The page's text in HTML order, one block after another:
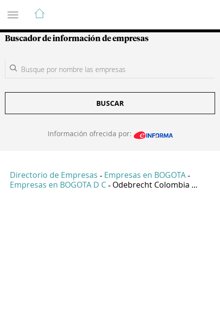
Guía de Empresas Colombianas
Buscador de información de empresas
BUSCAR
Información ofrecida por:
Directorio de Empresas - Empresas en BOGOTA -
Empresas en BOGOTA D C - Odebrecht Colombia ...